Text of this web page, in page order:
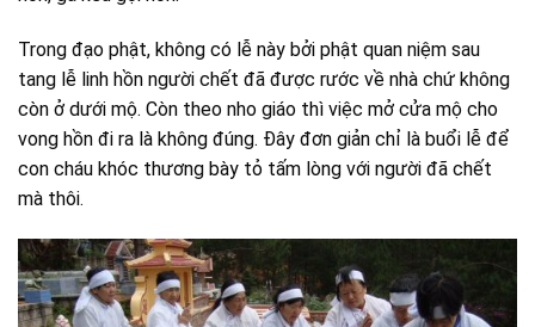
Trong đạo phật, không có lễ này bởi phật quan niệm sau
tang lễ linh hồn người chết đã được rước về nhà chứ không
còn ở dưới mộ. Còn theo nho giáo thì việc mở cửa mộ cho
vong hồn đi ra là không đúng. Đây đơn giản chỉ là buổi lễ để
con cháu khóc thương bày tỏ tấm lòng với người đã chết
mà thôi.